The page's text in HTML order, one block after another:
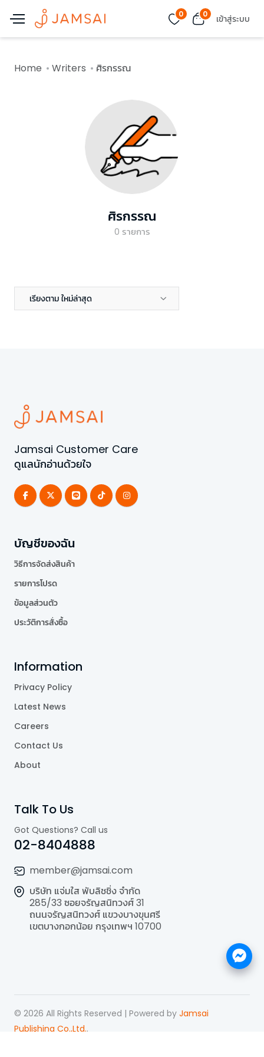
0 0 เข้าสู่ระบบ
Home Writers ศิรกรรณ
ศิรกรรณ
0 รายการ
เรียงตาม ใหม่ล่าสุด
Jamsai Customer Care
ดูแลนักอ่านด้วยใจ
บัญชีของฉัน
วิธีการจัดส่งสินค้า
รายการโปรด
ข้อมูลส่วนตัว
ประวัติการสั่งซื้อ
Information
Privacy Policy
Latest News
Careers
Contact Us
About
Talk To Us
Got Questions? Call us
02-8404888
member@jamsai.com
บริษัท แจ่มใส พับลิชชิ่ง จำกัด
285/33 ซอยจรัญสนิทวงศ์ 31
ถนนจรัญสนิทวงศ์ แขวงบางขุนศรี
เขตบางกอกน้อย กรุงเทพฯ 10700
© 2026 All Rights Reserved | Powered by Jamsai
Publishing Co.,Ltd..